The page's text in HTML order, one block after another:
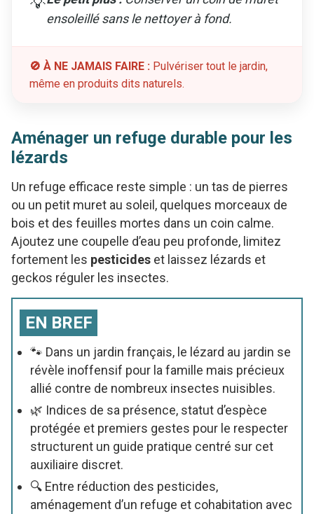
ensoleillé sans le nettoyer à fond.
🚫 À NE JAMAIS FAIRE : Pulvériser tout le jardin,
même en produits dits naturels.
Aménager un refuge durable pour les
lézards
Un refuge efficace reste simple : un tas de pierres
ou un petit muret au soleil, quelques morceaux de
bois et des feuilles mortes dans un coin calme.
Ajoutez une coupelle d’eau peu profonde, limitez
fortement les pesticides et laissez lézards et
geckos réguler les insectes.
EN BREF
🐾 Dans un jardin français, le lézard au jardin se
révèle inoffensif pour la famille mais précieux
allié contre de nombreux insectes nuisibles.
🌿 Indices de sa présence, statut d’espèce
protégée et premiers gestes pour le respecter
structurent un guide pratique centré sur cet
auxiliaire discret.
🔍 Entre réduction des pesticides,
aménagement d’un refuge et cohabitation avec